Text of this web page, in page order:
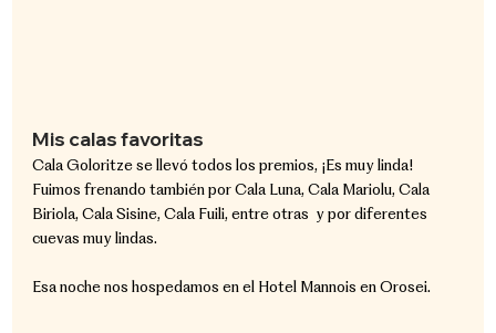
Mis calas favoritas
Cala Goloritze se llevó todos los premios, ¡Es muy linda!
Fuimos frenando también por Cala Luna, Cala Mariolu, Cala
Biriola, Cala Sisine, Cala Fuili, entre otras  y por diferentes
cuevas muy lindas.
Esa noche nos hospedamos en el Hotel Mannois en Orosei.